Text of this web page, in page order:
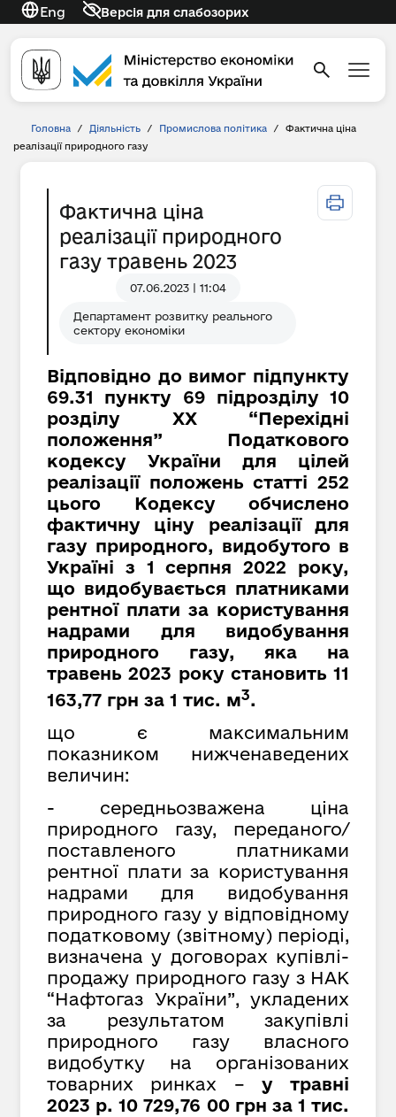
Eng Версія для слабозорих
Головна / Діяльність / Промислова політика /
Фактична ціна
реалізації природного газу
Фактична ціна
реалізації природного
газу травень 2023
07.06.2023 | 11:04
Департамент розвитку реального
сектору економіки
Відповідно до вимог підпункту
69.31 пункту 69 підрозділу 10
розділу XX “Перехідні
положення” Податкового
кодексу України для цілей
реалізації положень статті 252
цього Кодексу обчислено
фактичну ціну реалізації для
газу природного, видобутого в
Україні з 1 серпня 2022 року,
що видобувається платниками
рентної плати за користування
надрами для видобування
природного газу, яка на
травень 2023 року становить 11
163,77 грн за 1 тис. м3.
що є максимальним
показником нижченаведених
величин:
- середньозважена ціна
природного газу, переданого/
поставленого платниками
рентної плати за користування
надрами для видобування
природного газу у відповідному
податковому (звітному) періоді,
визначена у договорах купівлі-
продажу природного газу з НАК
“Нафтогаз України”, укладених
за результатом закупівлі
природного газу власного
видобутку на організованих
товарних ринках – у
травні
2023 р. 10 729,76 00 грн за 1 тис.